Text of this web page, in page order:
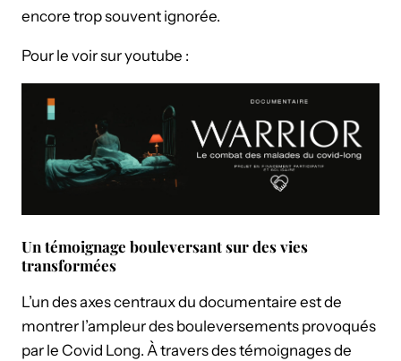
encore trop souvent ignorée.
Pour le voir sur youtube :
Un témoignage bouleversant sur des vies
transformées
L’un des axes centraux du documentaire est de
montrer l’ampleur des bouleversements provoqués
par le Covid Long. À travers des témoignages de